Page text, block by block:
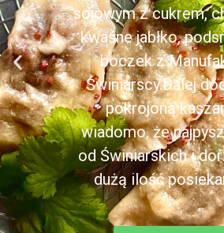
sojowym z cukrem,
kwaśne jabłko,
boczek z
Świniarscy.Dalej
pokrojoną
wiadomo, że
od Świniarskich i
dużą ilość